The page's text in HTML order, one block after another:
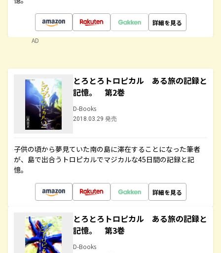
詳細を見る
AD
とろとろトロピカル ある旅の記録と
記憶。 第2巻
D-Books
2018.03.29 発売
子供の頃から夢見ていた南の島に滞在することになった筆者
が、島で出合うトロピカルでマジカルな45日間の記録と記
憶。
詳細を見る
とろとろトロピカル ある旅の記録と
記憶。 第3巻
D-Books